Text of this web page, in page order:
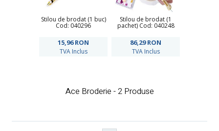
Stilou de brodat (1 buc)
Cod: 040296
15,96RON
TVA Inclus
Stilou de brodat (1
pachet) Cod: 040248
86,29RON
TVA Inclus
Ace Broderie - 2 Produse